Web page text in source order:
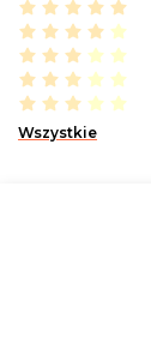
Wszystkie